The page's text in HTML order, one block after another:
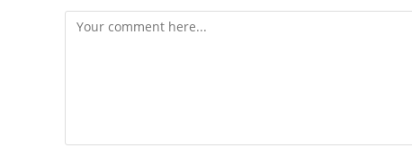
Comment